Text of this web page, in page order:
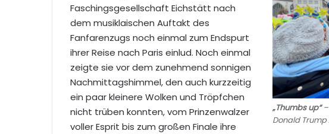
„Thumbs up“–
Donald
Faschingsgesellschaft Eichstätt nach
dem musiklaischen Auftakt des
Fanfarenzugs noch einmal zum Endspurt
ihrer Reise nach Paris einlud. Noch einmal
zeigte sie vor dem zunehmend sonnigen
Nachmittagshimmel, den auch kurzzeitig
ein paar kleinere Wolken und Tröpfchen
nicht trüben konnten, vom Prinzenwalzer
voller Esprit bis zum großen Finale ihre